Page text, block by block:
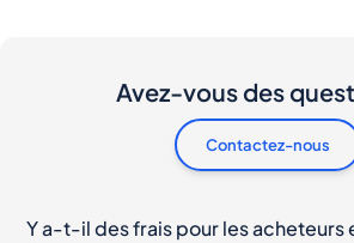
Avez-vous des
Contactez-nous
Y a-t-il des frais pour les acheteurs